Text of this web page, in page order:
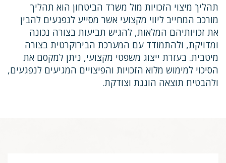
תהליך מיצוי הזכויות מול משרד הביטחון הוא תהליך
מורכב המחייב ליווי מקצועי אשר מסייע לנפגעים להבין
את זכויותיהם המלאות, להגיש תביעות בצורה נכונה
ומדויקת, ולהתמודד עם המערכת הבירוקרטית בצורה
מיטבית. בעזרת ייצוג משפטי מקצועי, ניתן למקסם את
הסיכוי למימוש מלוא הזכויות והפיצויים המגיעים לנפגעים,
ולהבטיח תוצאה הוגנת וצודקת.